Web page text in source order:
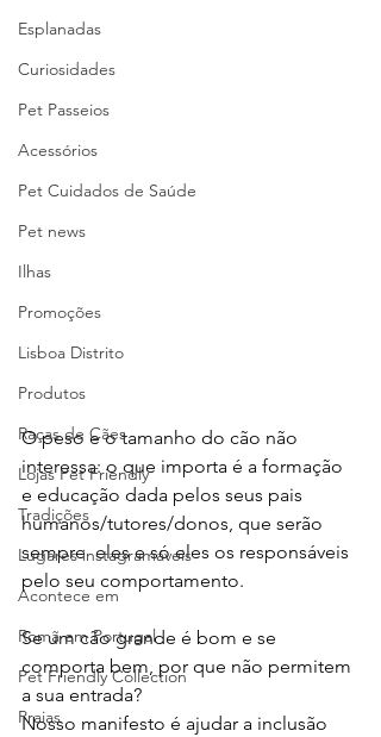
Esplanadas
Curiosidades
Pet Passeios
Acessórios
Pet Cuidados de Saúde
Pet news
Ilhas
Promoções
Lisboa Distrito
Produtos
Raças de Cães
Lojas Pet Friendly
Tradições
Lugares instagramáveis
Acontece em
Romã em Portugal
Pet Friendly Collection
Praias
O peso e o tamanho do cão não
interessa: o que importa é a formação
e educação dada pelos seus pais
humanos/tutores/donos, que serão
sempre  eles e só eles os responsáveis
pelo seu comportamento.
Se um cão grande é bom e se
comporta bem, por que não permitem
a sua entrada?
Nosso manifesto é ajudar a inclusão